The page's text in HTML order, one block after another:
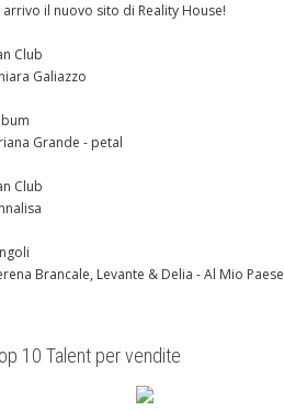
arrivo il nuovo sito di Reality House!
Club
Galiazzo
Grande - petal
Club
Brancale, Levante & Delia - Al Mio Paese
10 Talent per vendite